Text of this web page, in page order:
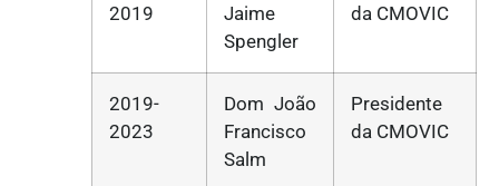
2019
Jaime
Spengler
da CMOVIC
2019-
2023
Dom João
Francisco
Salm
Presidente
da CMOVIC